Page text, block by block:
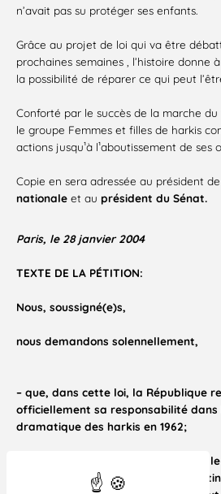
n’avait pas su protéger ses enfants.
Grâce au projet de loi qui va être
prochaines semaines , l’histoire donne
la possibilité de réparer ce qui peut
Conforté par le succès de la marche du
le groupe Femmes et filles de harkis
actions jusqu¹à l¹aboutissement de ses
Copie en sera adressée au président de
nationale et au président du Sénat.
Paris, le 28 janvier 2004
TEXTE DE LA PÉTITION:
Nous, soussigné(e)s,
nous demandons solennellement,
– que, dans cette loi, la République
officiellement sa responsabilité dans
dramatique des harkis en 1962;
– qu’elle reconnaisse officiellement
indigne et discriminatoire qu’ils